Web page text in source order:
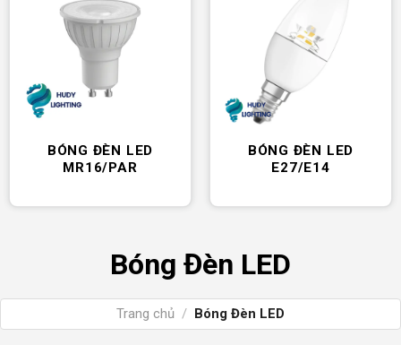
BÓNG ĐÈN LED
MR16/PAR
BÓNG ĐÈN LED
E27/E14
Bóng Đèn LED
Trang chủ / Bóng Đèn LED